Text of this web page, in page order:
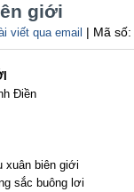
giới
viết qua email | Mã số:
Điền
xuân biên giới
sắc buông lơi